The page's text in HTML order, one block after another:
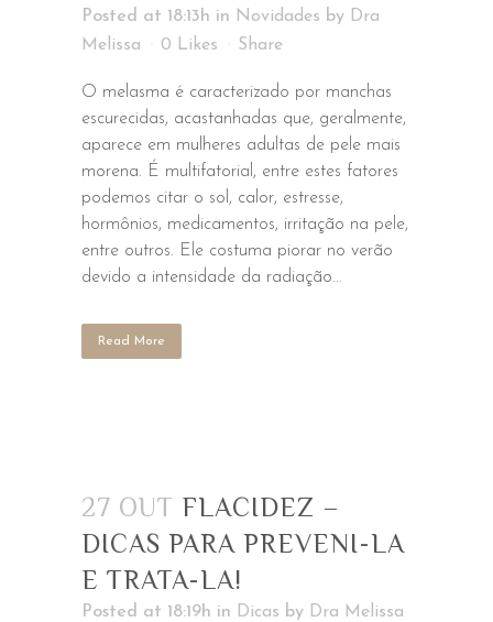
Posted at 18:13h in Novidades by Dra
Melissa
0 Likes Share
O melasma é caracterizado por manchas
escurecidas, acastanhadas que, geralmente,
aparece em mulheres adultas de pele mais
morena. É multifatorial, entre estes fatores
podemos citar o sol, calor, estresse,
hormônios, medicamentos, irritação na pele,
entre outros. Ele costuma piorar no verão
devido a intensidade da radiação...
Read More
27 OUT FLACIDEZ –
DICAS PARA PREVENI-LA
E TRATA-LA!
Posted at 18:19h in Dicas by Dra Melissa